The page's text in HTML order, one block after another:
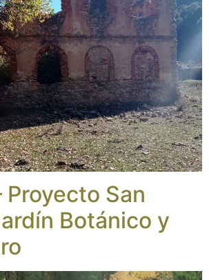
Proyecto San
Botánico y